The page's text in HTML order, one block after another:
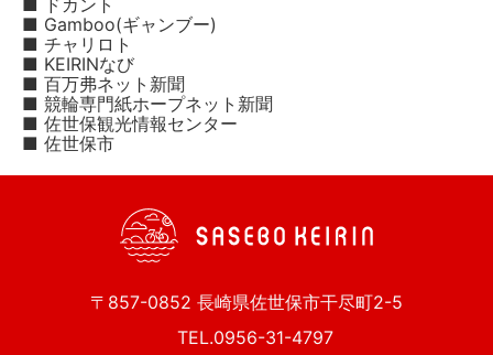
■ ドカント
■ Gamboo(ギャンブー)
■ チャリロト
■ KEIRINなび
■ 百万弗ネット新聞
■ 競輪専門紙ホープネット新聞
■ 佐世保観光情報センター
■ 佐世保市
〒857-0852 長崎県佐世保市干尽町2-5
TEL.0956-31-4797